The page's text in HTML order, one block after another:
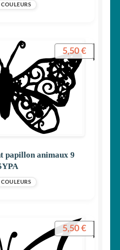
papillon animaux 9
5,50€
5,50 €